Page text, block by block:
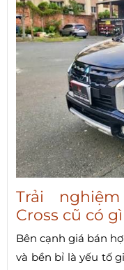
Trải
Cross cũ có
Bên cạnh giá bán
và bền bỉ là yếu tố